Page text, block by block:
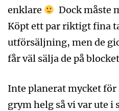
enklare
Dock måste
Köpt ett par riktigt fina
utförsäljning, men de
får väl sälja de på
Inte planerat mycket för
grym helg så vi var ute i